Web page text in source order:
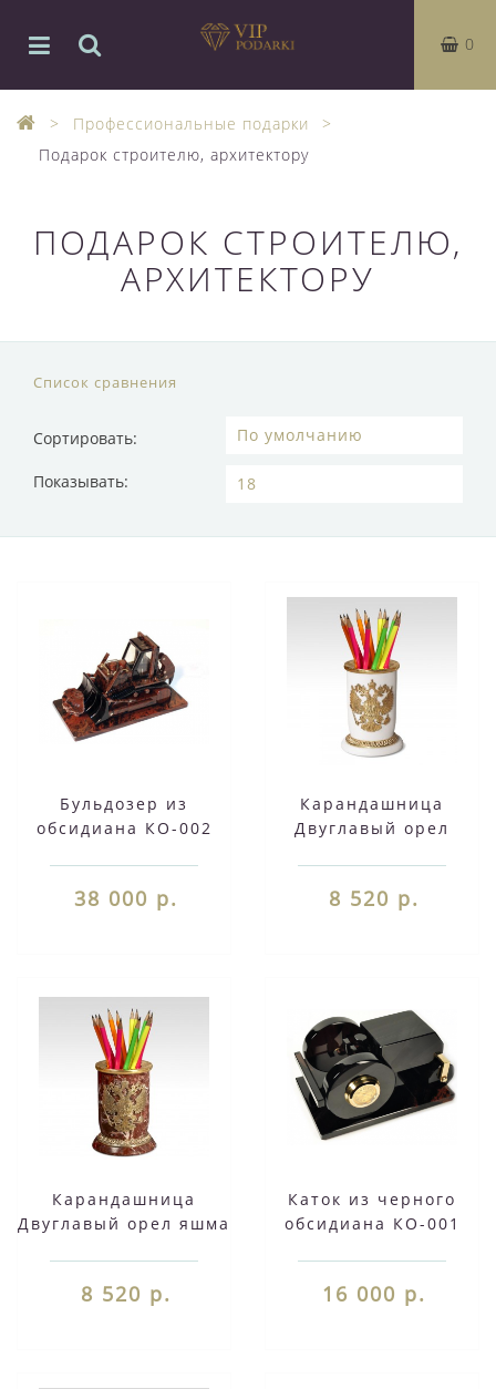
0
Профессиональные подарки
Подарок строителю, архитектору
ПОДАРОК СТРОИТЕЛЮ,
АРХИТЕКТОРУ
Список сравнения
Сортировать:
Показывать:
Бульдозер из
обсидиана КО-002
38 000 р.
Карандашница
Двуглавый орел
8 520 р.
Карандашница
Двуглавый орел яшма
8 520 р.
Каток из черного
обсидиана КО-001
16 000 р.